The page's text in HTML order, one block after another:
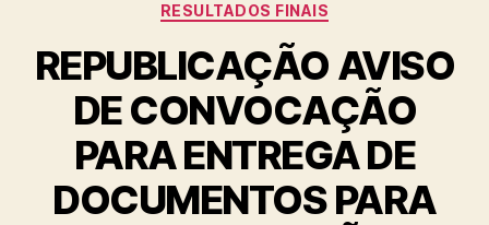
RESULTADOS FINAIS
REPUBLICAÇÃO AVISO
DE CONVOCAÇÃO
PARA ENTREGA DE
DOCUMENTOS PARA